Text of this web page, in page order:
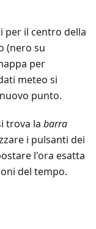
per il centro della
(nero su
per
meteo si
punto.
trova la barra
i pulsanti dei
l'ora esatta
del tempo.